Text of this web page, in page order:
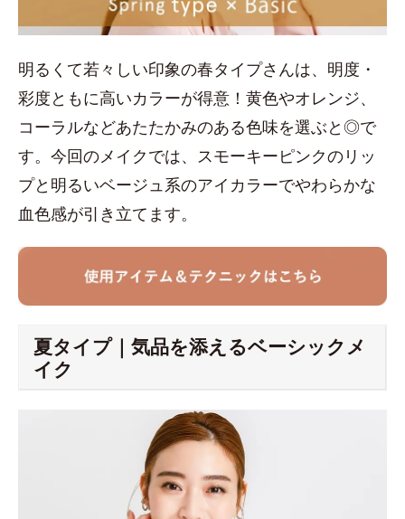
明るくて若々しい印象の春タイプさんは、明度・
彩度ともに高いカラーが得意！黄色やオレンジ、
コーラルなどあたたかみのある色味を選ぶと◎で
す。今回のメイクでは、スモーキーピンクのリッ
プと明るいベージュ系のアイカラーでやわらかな
血色感が引き立てます。
夏タイプ｜気品を添えるベーシックメ
イク